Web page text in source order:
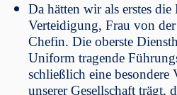
Da hätten wir als erstes
Verteidigung, Frau von
Chefin. Die oberste
Uniform tragende
schließlich eine besondere
unserer Gesellschaft trägt,